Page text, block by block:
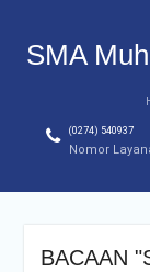
SMA
(0274) 540937
Nomor
BACAAN